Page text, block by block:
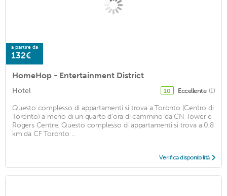
a partire da
132€
HomeHop - Entertainment District
Hotel 10 Eccellente (1)
Questo complesso di appartamenti si trova a Toronto (Centro di
Toronto) a meno di un quarto d'ora di cammino da CN Tower e
Rogers Centre. Questo complesso di appartamenti si trova a 0,8
km da CF Toronto ...
Verifica disponibilità